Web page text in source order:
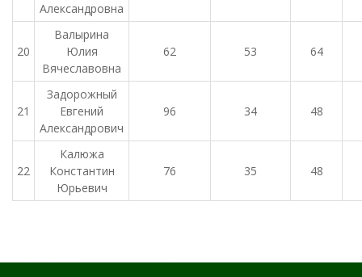
Александровна
20
Валырина
Юлия
Вячеславовна
62 53 64
21
Задорожный
Евгений
Александрович
96 34 48
22
Калюжа
Константин
Юрьевич
76 35 48